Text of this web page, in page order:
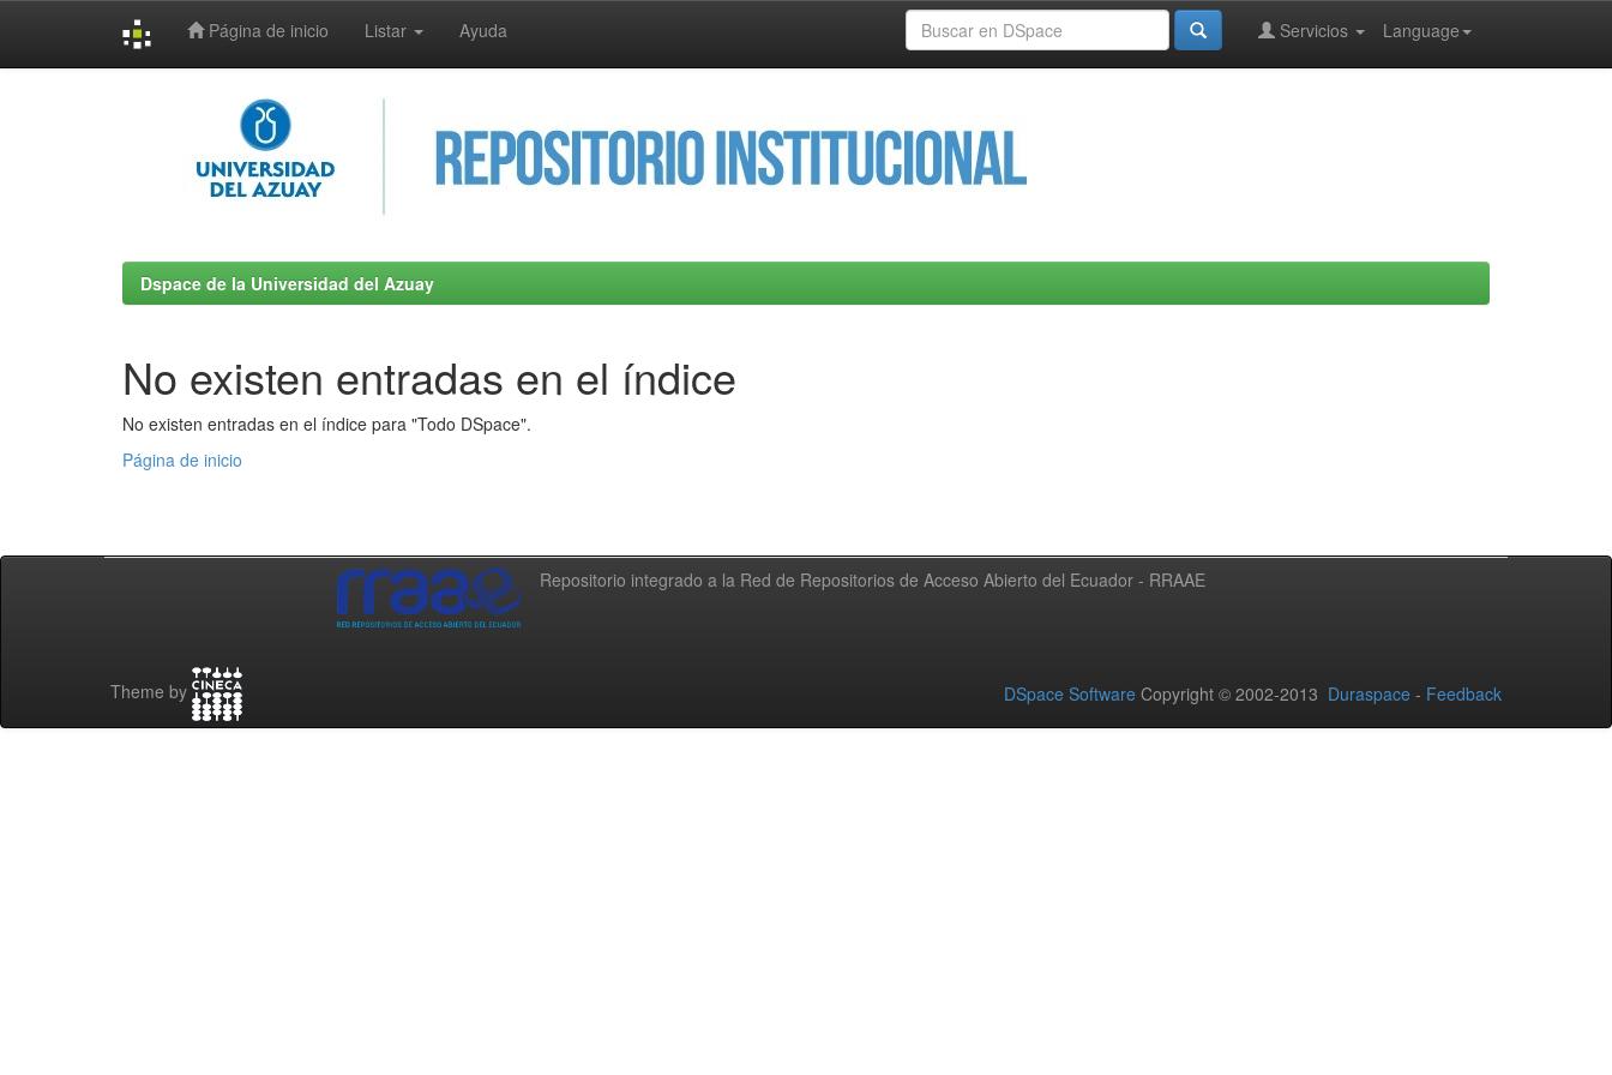
Página de inicio Listar Ayuda Language
Servicios
Dspace de la Universidad del Azuay
No existen entradas en el índice
No existen entradas en el índice para "Todo DSpace".
Página de inicio
Repositorio integrado a la Red de Repositorios de Acceso Abierto del Ecuador - RRAAE
Theme by DSpace Software Copyright © 2002-2013 Duraspace - Feedback